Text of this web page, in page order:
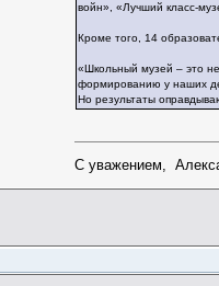
войн», «Лучший класс-
Кроме того, 14
«Школьный музей – это не
формированию у наших
Но результаты
С уважением,